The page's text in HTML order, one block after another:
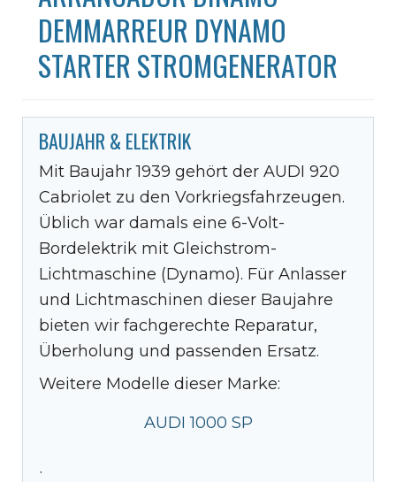
DEMMARREUR DYNAMO
STARTER STROMGENERATOR
BAUJAHR & ELEKTRIK
Mit Baujahr 1939 gehört der AUDI 920
Cabriolet zu den Vorkriegsfahrzeugen.
Üblich war damals eine 6-Volt-
Bordelektrik mit Gleichstrom-
Lichtmaschine (Dynamo). Für Anlasser
und Lichtmaschinen dieser Baujahre
bieten wir fachgerechte Reparatur,
Überholung und passenden Ersatz.
Weitere Modelle dieser Marke:
AUDI 1000 SP
·